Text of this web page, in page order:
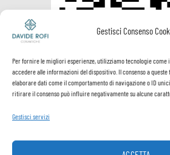
Gestisci Consenso
Per fornire le migliori esperienze, utilizziamo tecnologie come
accedere alle informazioni del dispositivo. Il consenso a
elaborare dati come il comportamento di navigazione o ID
ritirare il consenso può influire negativamente su alcune
Gestisci servizi